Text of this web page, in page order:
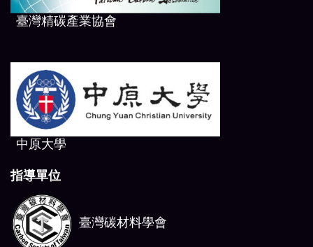
臺灣精碳產業協會
中原大學
指導單位
臺灣碳材料學會